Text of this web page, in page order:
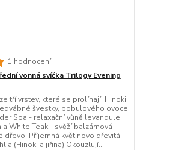
1 hodnocení
vonná svíčka Trilogy Evening
tří vrstev, které se prolínají: Hinoki
švestky, bobulového ovoce
Spa - relaxační vůně levandule,
a White Teak - svěží balzámová
dřevo. Příjemná květinovo dřevitá
(Hinoki a jiřina) Okouzlují...